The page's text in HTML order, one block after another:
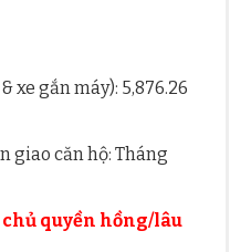
xe gắn máy): 5,876.26
giao căn hộ: Tháng
chủ quyền hồng/lâu